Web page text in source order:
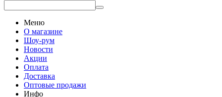
Меню
О магазине
Шоу-рум
Новости
Акции
Оплата
Доставка
Оптовые продажи
Инфо